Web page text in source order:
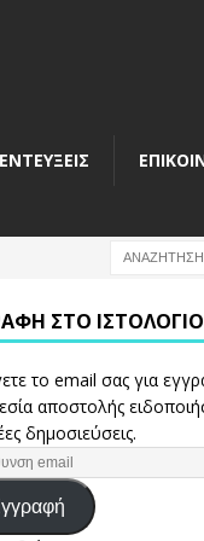
ΣΤΟ
το email σας για
αποστολής
δημοσιεύσεις.